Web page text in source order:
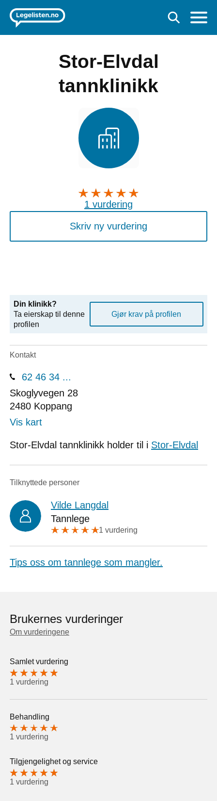
Stor-Elvdal
tannklinikk
1 vurdering
Skriv ny vurdering
Din klinikk?
Ta eierskap til denne
profilen
Gjør krav på profilen
Kontakt
62 46 34 ...
Skoglyvegen 28
2480 Koppang
Vis kart
Stor-Elvdal tannklinikk holder til i Stor-Elvdal
Tilknyttede personer
Vilde Langdal
Tannlege
1 vurdering
Tips oss om tannlege som mangler.
Brukernes vurderinger
Om vurderingene
Samlet vurdering
1 vurdering
Behandling
1 vurdering
Tilgjengelighet og service
1 vurdering